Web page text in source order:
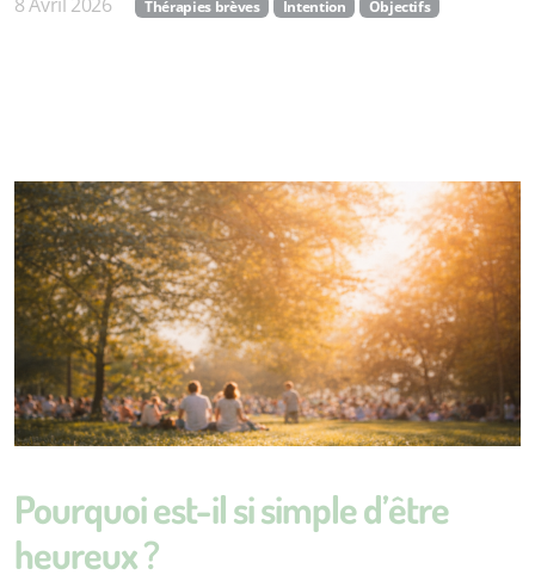
Thérapies brèves Intention Objectifs
Pourquoi est-il si simple d’être
heureux ?